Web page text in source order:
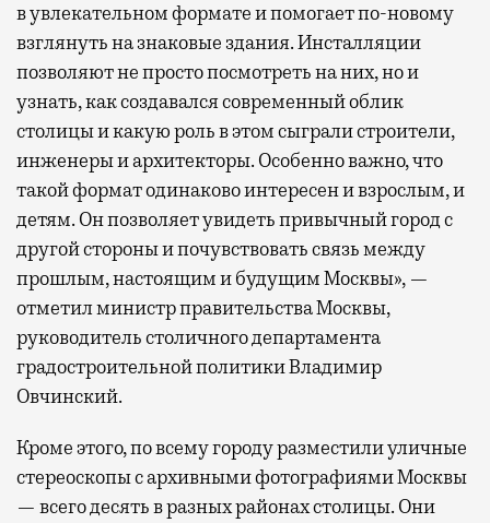
в увлекательном формате и помогает по-новому
взглянуть на знаковые здания. Инсталляции
позволяют не просто посмотреть на них, но и
узнать, как создавался современный облик
столицы и какую роль в этом сыграли строители,
инженеры и архитекторы. Особенно важно, что
такой формат одинаково интересен и взрослым, и
детям. Он позволяет увидеть привычный город с
другой стороны и почувствовать связь между
прошлым, настоящим и будущим Москвы», —
отметил министр правительства Москвы,
руководитель столичного департамента
градостроительной политики Владимир
Овчинский.
Кроме этого, по всему городу разместили уличные
стереоскопы с архивными фотографиями Москвы
— всего десять в разных районах столицы. Они